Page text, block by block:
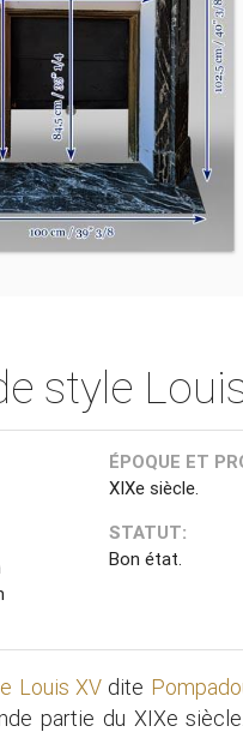
style
ÉPOQUE ET
XIXe siècle.
STATUT:
Bon état.
Louis XVdite
partie du XIXe